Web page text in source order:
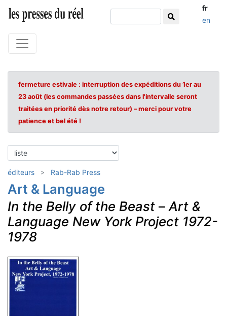
fr
en
fermeture estivale : interruption des expéditions du 1er au
23 août (les commandes passées dans l'intervalle seront
traitées en priorité dès notre retour) – merci pour votre
patience et bel été !
éditeurs Rab-Rab Press
Art & Language
In the Belly of the Beast – Art &
Language New York Project 1972-
1978